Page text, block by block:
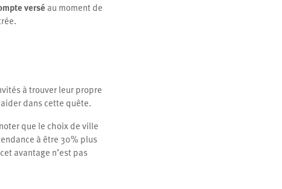
verséau moment de
à trouver leur propre
dans cette quête.
que le choix de ville
à être 30% plus
avantage n’est pas